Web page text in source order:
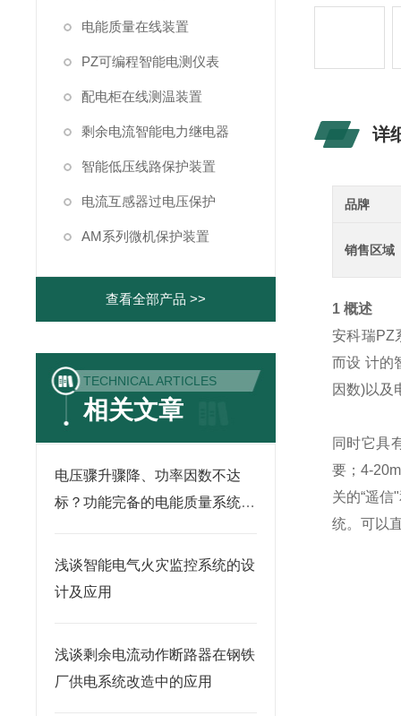
电能质量在线装置
PZ可编程智能电测仪表
配电柜在线测温装置
剩余电流智能电力继电器
智能低压线路保护装置
电流互感器过电压保护
AM系列微机保护装置
查看全部产品 >>
TECHNICAL ARTICLES
相关文章
电压骤升骤降、功率因数不达
标？功能完备的电能质量系统平
浅谈智能电气火灾监控系统的设
计及应用
浅谈剩余电流动作断路器在钢铁
厂供电系统改造中的应用
详
品牌
销售区域
1 概述
安科瑞PZ
而设 计的
因数)以及
同时它具
要；4-
关的“遥
统。可以